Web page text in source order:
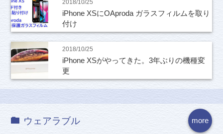
2018/10/25
iPhone XSにOAproda ガラスフィルムを取り
付け
2018/10/25
iPhone XSがやってきた。3年ぶりの機種変
更
more
ウェアラブル